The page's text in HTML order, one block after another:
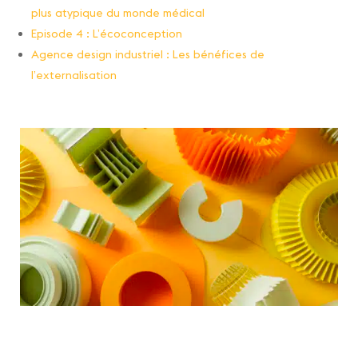
plus atypique du monde médical
Episode 4 : L’écoconception
Agence design industriel : Les bénéfices de
l’externalisation